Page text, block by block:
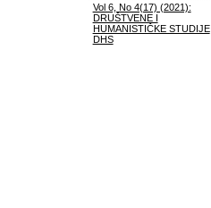
Vol 6, No 4(17) (2021):
DRUŠTVENE I
HUMANISTIČKE STUDIJE
DHS